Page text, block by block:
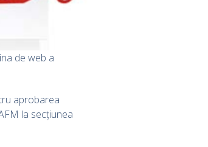
de web a
aprobarea
la secțiunea